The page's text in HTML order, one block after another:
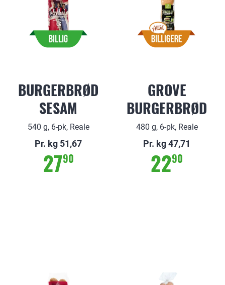
BURGERBRØD
SESAM
540 g, 6-pk, Reale
Pr. kg 51,67
2790
GROVE
BURGERBRØD
480 g, 6-pk, Reale
Pr. kg 47,71
2290